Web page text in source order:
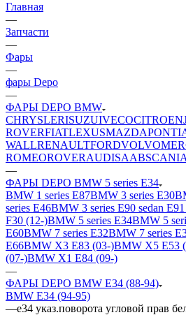
Главная
—
Запчасти
—
Фары
—
фары Depo
—
ФАРЫ DEPO BMW
CHRYSLERISUZUIVECOCITROEN
ROVERFIATLEXUSMAZDA
WALLRENAULTFORDVOLVO
ROMEOROVERAUDISAABSCANIA
—
ФАРЫ DEPO BMW 5 series E34
BMW 1 series E87BMW 3 series E30
series E46BMW 3 series E90 sedan
F30 (12-)BMW 5 series E34BMW 5
E60BMW 7 series E32BMW 7 series
E66BMW X3 E83 (03-)BMW X5 E53
(07-)BMW X1 E84 (09-)
—
ФАРЫ DEPO BMW E34 (88-94)
BMW E34 (94-95)
—e34 указ.поворота угловой прав